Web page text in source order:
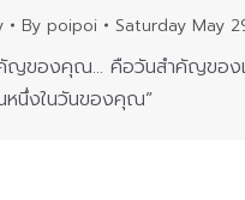
By poipoi Saturday May
ญของคุณ… คือวันสำคัญของเ
หนึ่งในวันของคุณ”